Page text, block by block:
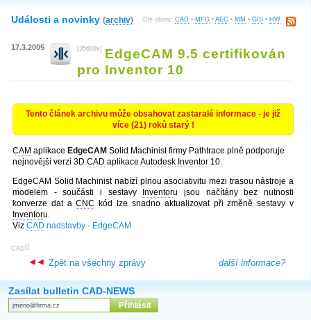
Dle oboru: CAD • MFG • AEC • MM • GIS • HW
Události a novinky (archiv)
17.3.2005 [35609x]
EdgeCAM 9.5 certifikován
pro Inventor 10
Tento článek archivu může obsahovat zastaralé informace - je již
více (21) roků starý !
CAM aplikace EdgeCAM Solid Machinist firmy Pathtrace plně podporuje
nejnovější verzi 3D CAD aplikace Autodesk Inventor 10.
EdgeCAM Solid Machinist nabízí plnou asociativitu mezi trasou nástroje a
modelem - součásti i sestavy
Inventoru jsou načítány bez nutnosti
konverze dat aCNC kód lze snadno aktualizovat při změně sestavy v
Inventoru.
Viz CAD nadstavby - EdgeCAM
[
CAD ]
další informace?
Zpět na všechny zprávy
Zasílat bulletin CAD-NEWS